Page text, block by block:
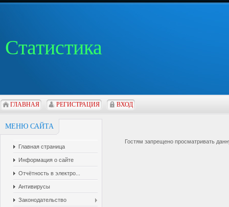
Статистика
ГЛАВНАЯ РЕГИСТРАЦИЯ ВХОД
МЕНЮ САЙТА
Главная страница
Информация о сайте
Отчётность в электро...
Антивирусы
Законодательство
Гостям запрещено просматривать